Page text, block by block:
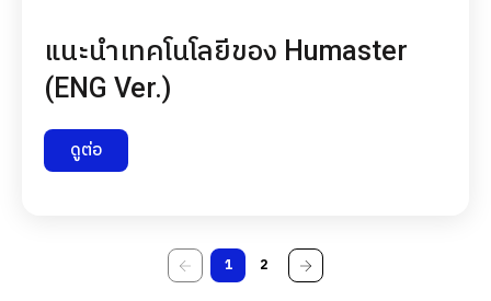
แนะนำเทคโนโลยีของ Humaster
(ENG Ver.)
ดูต่อ
1 2